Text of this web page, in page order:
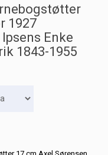
1927
Enke
1843-1955